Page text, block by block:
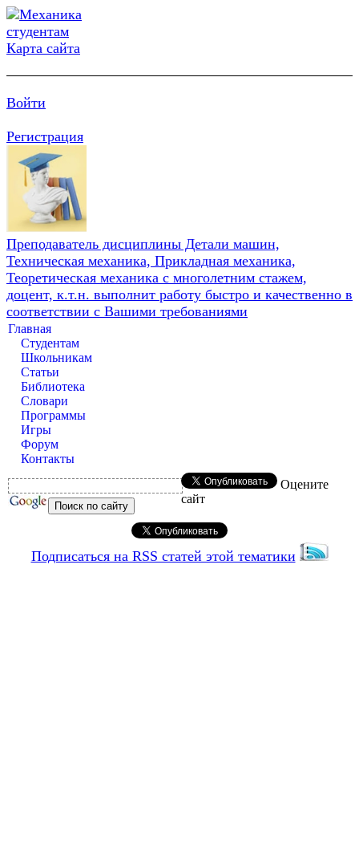
Карта сайта
Войти
Регистрация
Преподаватель дисциплины Детали машин,
Техническая механика, Прикладная механика,
Теоретическая механика с многолетним стажем,
доцент, к.т.н. выполнит работу быстро и качественно в
соответствии с Вашими требованиями
Главная
Студентам
Школьникам
Статьи
Библиотека
Словари
Программы
Игры
Форум
Контакты
Оцените
сайт
Подписаться на RSS статей этой тематики